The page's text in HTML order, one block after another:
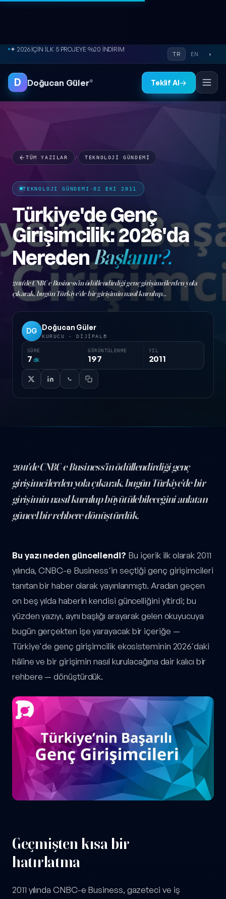
İçeriğe atla
● ÜCRETSİZ SİTE ANALİZİ
TR EN ◐
D Doğucan Güler® Teklif Al→
TÜM YAZILAR / TEKNOLOJI GÜNDEMI
TEKNOLOJI GÜNDEMI ·02 EKI 2011
Türkiye'de Genç
Girişimcilik: 2026'da
NeredenBaşlanır?.
2011'de CNBC-e Business'in ödüllendirdiği genç girişimcilerden yola
çıkarak, bugün Türkiye'de bir girişimin nasıl kurulup
DG Doğucan Güler
KURUCU · DIJIPAL®
SÜRE
7 dk
GÖRÜNTÜLENME
197
YIL
2011
2011'de CNBC-e Business'in ödüllendirdiği genç
girişimcilerden yola çıkarak, bugün Türkiye'de bir
girişimin nasıl kurulup büyütülebileceğini anlatan
güncel bir rehbere dönüştürdük.
Türkiye'de Genç Girişimcilik: 2026'da Nereden Başlanır? — yazı
Bu yazı neden güncellendi? Bu içerik ilk olarak 2011
yılında, CNBC-e Business'in seçtiği genç girişimcileri
tanıtan bir haber olarak yayınlanmıştı. Aradan geçen
on beş yılda haberin kendisi güncelliğini yitirdi; bu
yüzden yazıyı, aynı başlığı arayarak gelen okuyucuya
bugün gerçekten işe yarayacak bir içeriğe —
Türkiye'de genç girişimcilik ekosisteminin 2026'daki
hâline ve bir girişimin nasıl kurulacağına dair kalıcı bir
rehbere — dönüştürdük.
Geçmişten kısa bir
hatırlatma
2011 yılında CNBC-e Business, gazeteci ve iş